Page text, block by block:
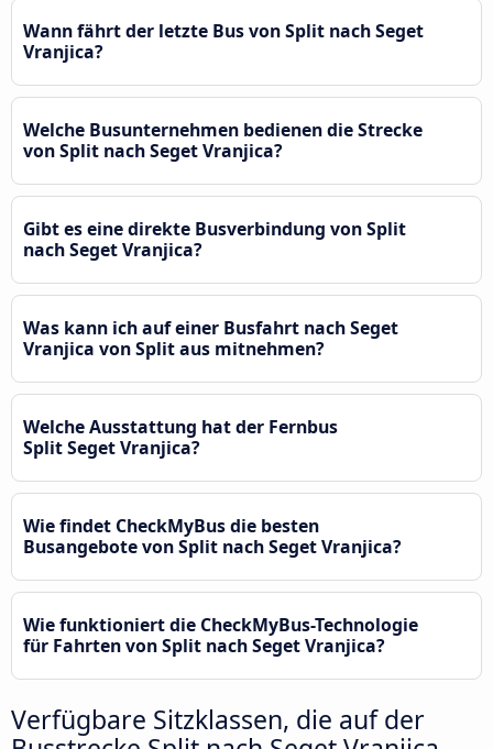
Wann fährt der letzte Bus von Split nach Seget
Vranjica?
Welche Busunternehmen bedienen die Strecke
von Split nach Seget Vranjica?
Gibt es eine direkte Busverbindung von Split
nach Seget Vranjica?
Was kann ich auf einer Busfahrt nach Seget
Vranjica von Split aus mitnehmen?
Welche Ausstattung hat der Fernbus
Split Seget Vranjica?
Wie findet CheckMyBus die besten
Busangebote von Split nach Seget Vranjica?
Wie funktioniert die CheckMyBus-Technologie
für Fahrten von Split nach Seget Vranjica?
Verfügbare Sitzklassen, die auf der